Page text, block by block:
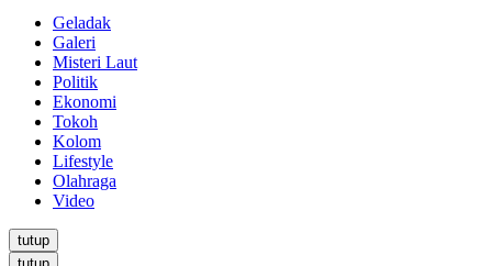
Geladak
Galeri
Misteri Laut
Politik
Ekonomi
Tokoh
Kolom
Lifestyle
Olahraga
Video
tutup